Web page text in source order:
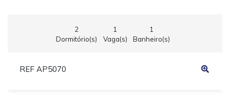
2
Dormitório(s)
1
Vaga(s)
1
Banheiro(s)
REF AP5070